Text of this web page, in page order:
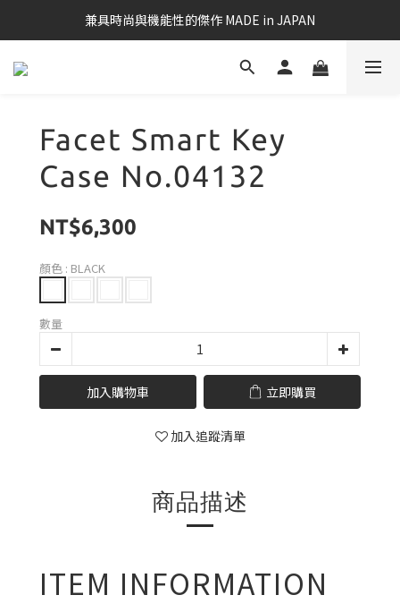
兼具時尚與機能性的傑作 MADE in JAPAN
Facet Smart Key
Case No.04132
NT$6,300
顏色 : BLACK
數量
加入購物車 立即購買
加入追蹤清單
商品描述
ITEM INFORMATION